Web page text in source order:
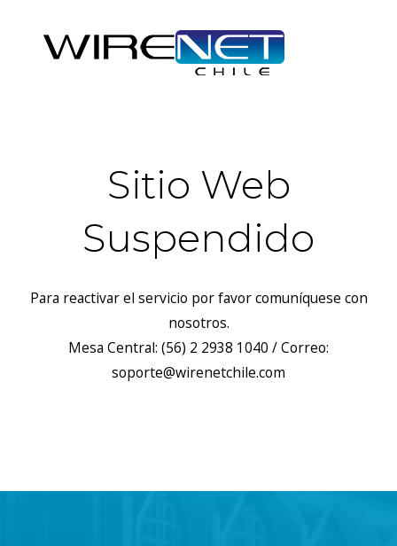
Sitio Web
Suspendido
Para reactivar el servicio por favor comuníquese con
nosotros.
Mesa Central: (56) 2 2938 1040 / Correo:
soporte@wirenetchile.com